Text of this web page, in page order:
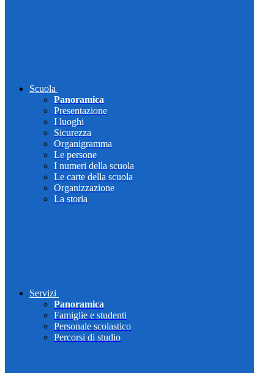
Scuola
Panoramica
Presentazione
I luoghi
Sicurezza
Organigramma
Le persone
I numeri della scuola
Le carte della scuola
Organizzazione
La storia
Servizi
Panoramica
Famiglie e studenti
Personale scolastico
Percorsi di studio